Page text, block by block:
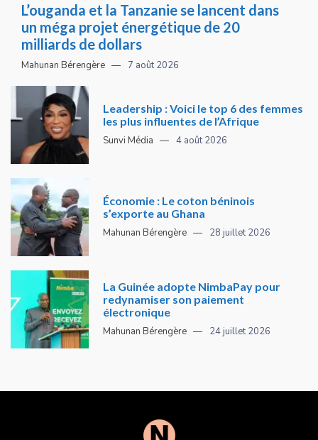
L’ouganda et la Tanzanie se lancent dans
un méga projet énergétique de 20
milliards de dollars
Mahunan Bérengère 7 août 2026
Leadership : Voici le top 6 des femmes
les plus influentes de l’Afrique
Sunvi Média 4 août 2026
Économie : Le coton béninois
s’exporte au Ghana
Mahunan Bérengère 28 juillet 2026
La Guinée adopte NimbaPay pour
redynamiser son paiement
électronique
Mahunan Bérengère 24 juillet 2026